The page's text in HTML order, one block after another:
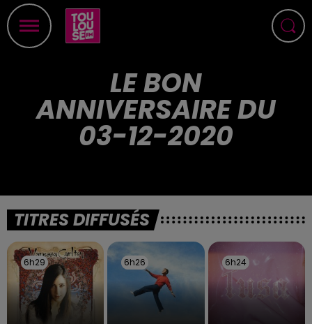
LE BON
ANNIVERSAIRE DU
03-12-2020
TITRES DIFFUSÉS
6h29
6h29 6h26
6h26 6h24
6h24